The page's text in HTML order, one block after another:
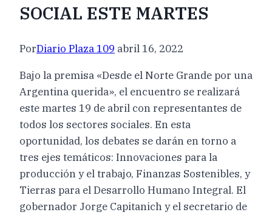
SOCIAL ESTE MARTES
PorDiario Plaza 109 abril 16, 2022
Bajo la premisa «Desde el Norte Grande por una
Argentina querida», el encuentro se realizará
este martes 19 de abril con representantes de
todos los sectores sociales. En esta
oportunidad, los debates se darán en torno a
tres ejes temáticos: Innovaciones para la
producción y el trabajo, Finanzas Sostenibles, y
Tierras para el Desarrollo Humano Integral. El
gobernador Jorge Capitanich y el secretario de